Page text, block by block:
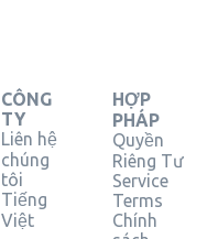
CÔNG
TY
Liên hệ
chúng
tôi
Tiếng
Việt
HỢP
PHÁP
Quyền
Riêng Tư
Service
Terms
Chính